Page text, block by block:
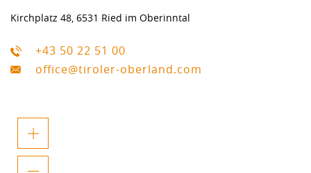
Kirchplatz 48, 6531 Ried im Oberinntal
+43 50 22 51 00
office@tiroler-oberland.com